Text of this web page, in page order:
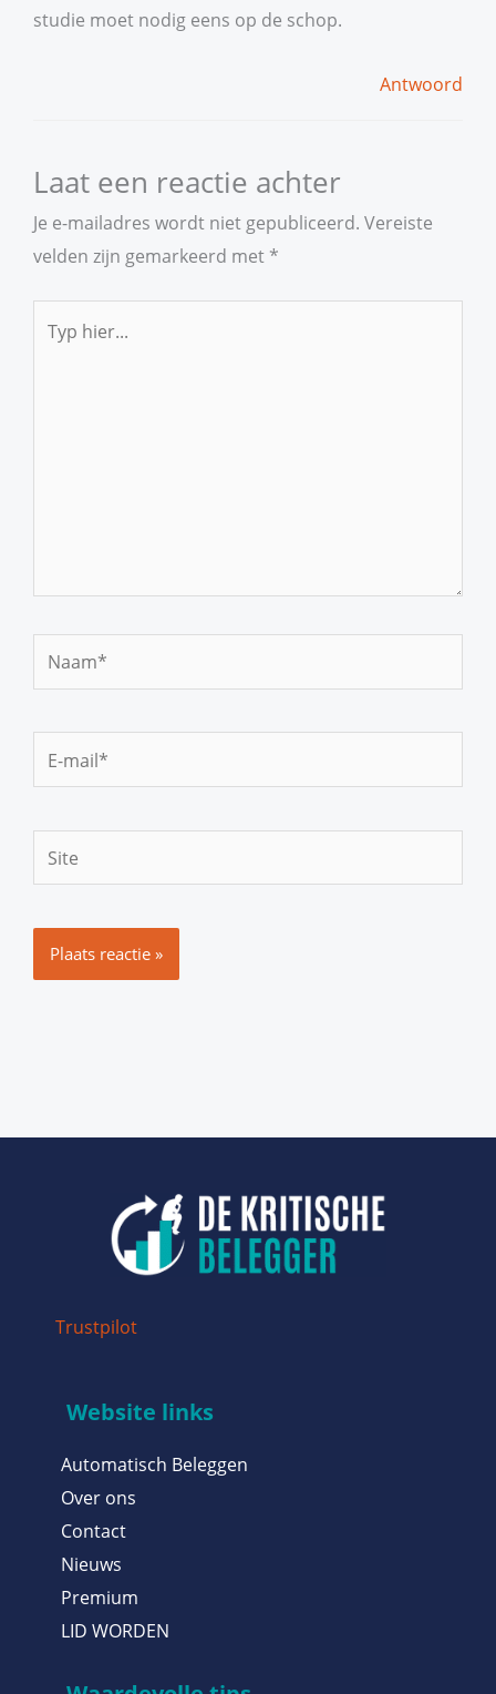
studie moet nodig eens op de schop.
Antwoord
Laat een reactie achter
Je e-mailadres wordt niet gepubliceerd. Vereiste
velden zijn gemarkeerd met *
hier...
Naam*
mail*
Site
Trustpilot
Website links
Automatisch Beleggen
Over ons
Contact
Nieuws
Premium
LID WORDEN